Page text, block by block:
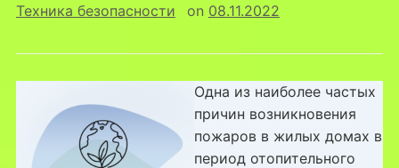
Техника безопасности on 08.11.2022
Одна из наиболее частых
причин возникновения
пожаров в жилых домах в
период отопительного